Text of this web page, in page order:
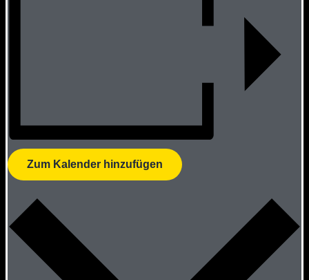
Zum Kalender hinzufügen